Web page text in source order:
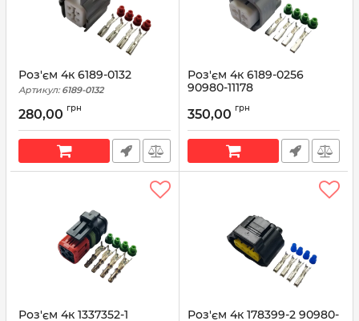
Роз'єм 4к 6189-0132
Артикул: 6189-0132
280,00 грн
Роз'єм 4к 6189-0256
90980-11178
350,00 грн
Роз'єм 4к 1337352-1
Роз'єм 4к 178399-2 90980-